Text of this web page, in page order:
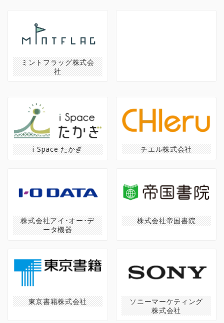
ミントフラッグ株式会
社
i Space たかぎ チエル株式会社
株式会社アイ･オー･デ
ータ機器
株式会社帝国書院
東京書籍株式会社
ソニーマーケティング
株式会社